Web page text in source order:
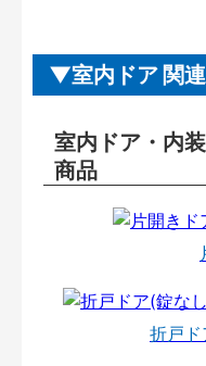
室内ドア 関
室内ドア・内
商品
折戸